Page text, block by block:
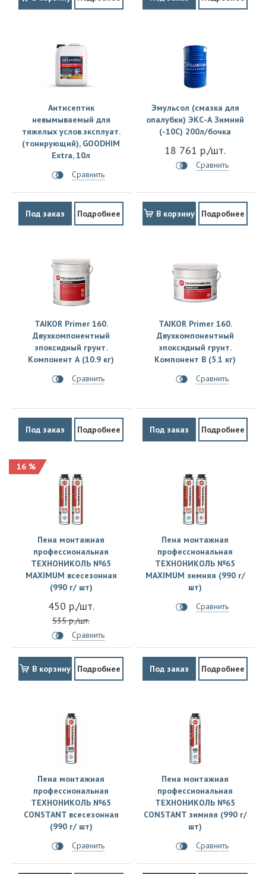
Антисептик
невымываемый для
тяжелых услов.эксплуат.
(тонирующий), GOODHIM
Extra, 10л
Сравнить
Под заказ Подробнее
Эмульсол (смазка для
опалубки) ЭКС-А Зимний
(-10С) 200л/бочка
18 761 р./шт.
Сравнить
В корзину Подробнее
TAIKOR Primer 160.
Двухкомпонентный
эпоксидный грунт.
Компонент А (10.9 кг)
Сравнить
Под заказ Подробнее
TAIKOR Primer 160.
Двухкомпонентный
эпоксидный грунт.
Компонент В (5.1 кг)
Сравнить
Под заказ Подробнее
16 %
Пена монтажная
профессиональная
ТЕХНОНИКОЛЬ №65
MAXIMUM всесезонная
(990 г/ шт)
450 р./шт.
535 р./шт.
Сравнить
В корзину Подробнее
Пена монтажная
профессиональная
ТЕХНОНИКОЛЬ №65
MAXIMUM зимняя (990 г/
шт)
Сравнить
Под заказ Подробнее
Пена монтажная
профессиональная
ТЕХНОНИКОЛЬ №65
CONSTANT всесезонная
(990 г/ шт)
Сравнить
Пена монтажная
профессиональная
ТЕХНОНИКОЛЬ №65
CONSTANT зимняя (990 г/
шт)
Сравнить